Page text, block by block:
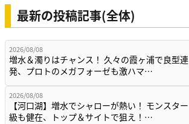
最新の投稿記事(全体)
2026/08/08
増水＆濁りはチャンス！ 久々の霞ヶ浦で良型連
発、プロトのメガフォーゼも激ハマ…
2026/08/08
【河口湖】増水でシャローが熱い！ モンスター
級も健在、トップ＆サイトで狙え！…